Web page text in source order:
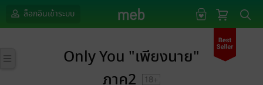
ล็อกอินเข้าระบบ
Only You "เพียงนาย"
ภาค2